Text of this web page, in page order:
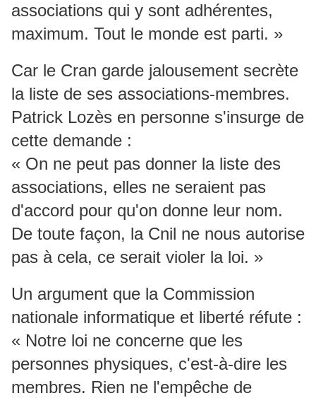
associations qui y sont adhérentes,
maximum. Tout le monde est parti. »
Car le Cran garde jalousement secrète
la liste de ses associations-membres.
Patrick Lozès en personne s'insurge de
cette demande :
« On ne peut pas donner la liste des
associations, elles ne seraient pas
d'accord pour qu'on donne leur nom.
De toute façon, la Cnil ne nous autorise
pas à cela, ce serait violer la loi. »
Un argument que la Commission
nationale informatique et liberté réfute :
« Notre loi ne concerne que les
personnes physiques, c'est-à-dire les
membres. Rien ne l'empêche de